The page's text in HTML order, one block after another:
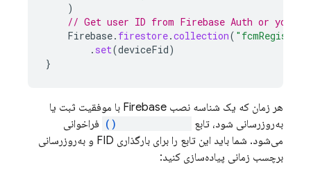
)
// Get user ID from Firebase Auth or your
Firebase. firestore.collection(
. set(deviceFid)
}
هر زمان که یک شناسه نصب Firebase با موفقیت ثبت یا
به‌روزرسانی شود، تابع
فراخوانی
می‌شود. شما باید این تابع را برای بارگذاری FID و به‌روزرسانی
برچسب زمانی پیاده‌سازی کنید: